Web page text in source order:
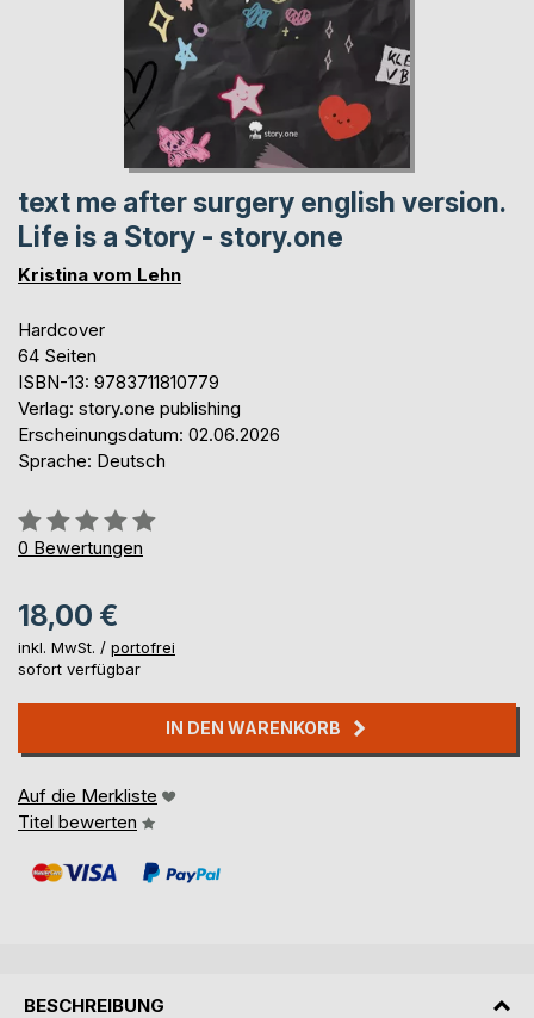
text me after surgery english version.
Life is a Story - story.one
Kristina vom Lehn
Hardcover
64 Seiten
ISBN-13: 9783711810779
Verlag: story.one publishing
Erscheinungsdatum: 02.06.2026
Sprache: Deutsch
Bewertung::
0%
0 Bewertungen
18,00 €
inkl. MwSt. / portofrei
sofort verfügbar
IN DEN WARENKORB
Auf die Merkliste
Titel bewerten
BESCHREIBUNG